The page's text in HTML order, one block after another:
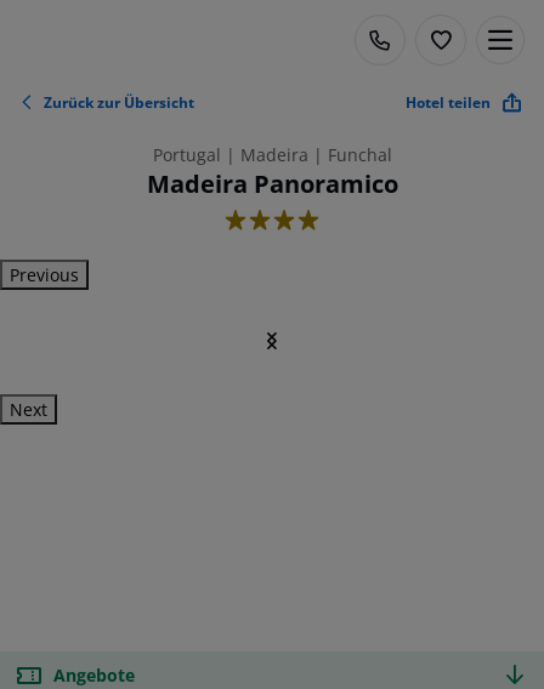
Zurück zur Übersicht Hotel teilen
Portugal | Madeira | Funchal
Madeira Panoramico
4
Previous
Next
Angebote